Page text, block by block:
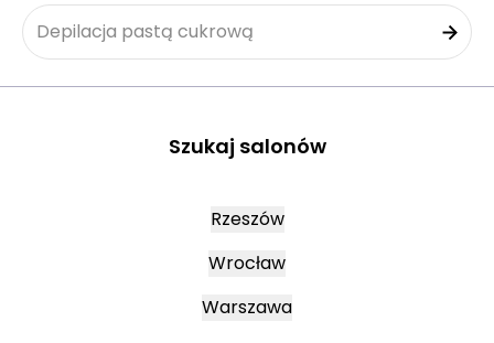
Depilacja pastą cukrową
Szukaj salonów
Rzeszów
Wrocław
Warszawa